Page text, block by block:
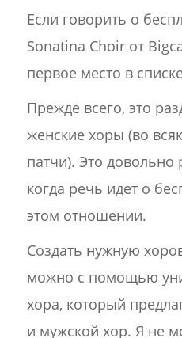
Если говорить о
Sonatina Choir от
первое место в
Прежде всего, это
женские хоры (во
патчи). Это довольно
когда речь идет о
этом отношении.
Создать нужную
можно с помощью
хора, который
и мужской хор. Я не